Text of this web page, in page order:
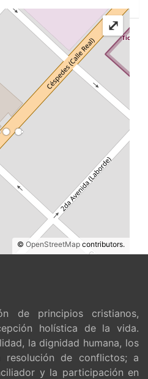
© OpenStreetMap contributors.
⤢
de principios cristianos,
holística de la vida.
la dignidad humana, los
resolución de conflictos; a
y la participación en